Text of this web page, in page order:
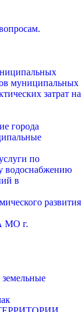
муниципальных
затрат на
города
по
водоснабжению
в
развития
г.
земельные